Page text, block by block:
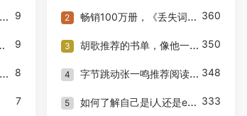
9
9
8
7
2 畅销100万册，《丢失词词典》简体中文版即将上市 360
3 胡歌推荐的书单，像他一样狠狠提升自己吧！ 350
4 字节跳动张一鸣推荐阅读的书单 348
5 如何了解自己是i人还是e人？什么是i人e人？ 333